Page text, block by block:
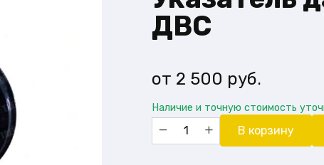
ДВС
2 500 руб.
Наличие и точную стоимость
Количество
товара
В корзину